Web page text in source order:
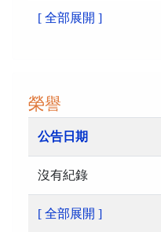
[ 全部展開 ]
榮譽
公告日期
沒有紀錄
[ 全部展開 ]